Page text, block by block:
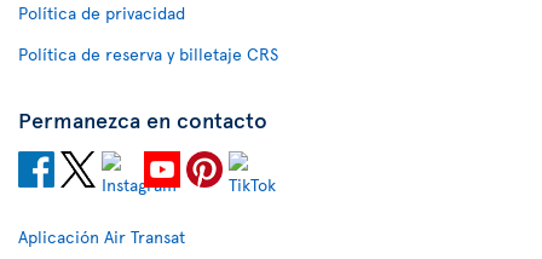
Política de privacidad
Política de reserva y billetaje CRS
Permanezca en contacto
Aplicación Air Transat